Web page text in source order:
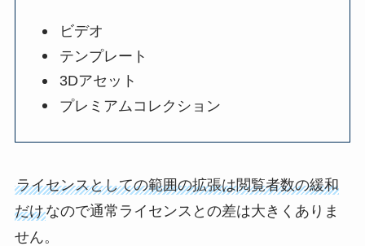
ビデオ
テンプレート
3Dアセット
プレミアムコレクション
ライセンスとしての範囲の拡張は閲覧者数の緩和
だけなので通常ライセンスとの差は大きくありま
せん。